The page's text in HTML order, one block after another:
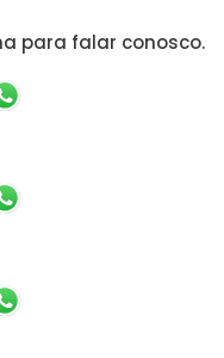
para falar conosco.